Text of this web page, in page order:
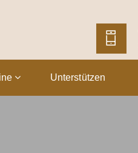
Unterstützen